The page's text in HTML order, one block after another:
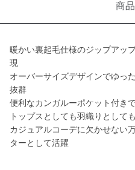
商
暖かい裏起毛仕様のジップアッ
現
オーバーサイズデザインでゆっ
抜群
便利なカンガルーポケット付き
トップスとしても羽織りとして
カジュアルコーデに欠かせない
ターとして活躍